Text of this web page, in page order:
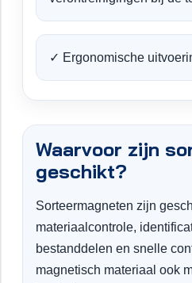
✓ Ergonomische
Waarvoor zijn
geschikt?
Sorteermagneten zijn
materiaalcontrole,
bestanddelen en snelle
magnetisch materiaal ook